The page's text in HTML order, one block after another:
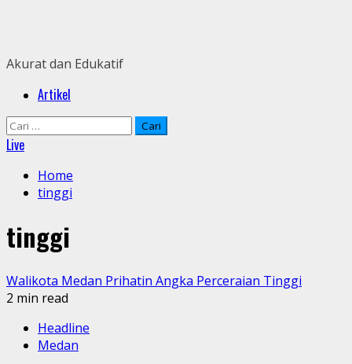
Akurat dan Edukatif
PrimaryArtikel
Cari
untuk:
Live
Home
tinggi
tinggi
Walikota Medan Prihatin Angka Perceraian Tinggi
2 min read
Headline
Medan